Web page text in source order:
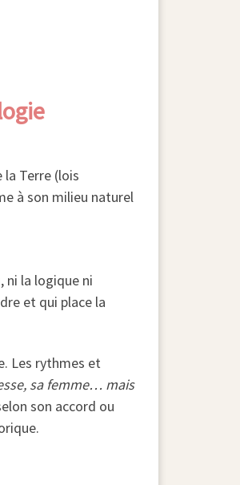
Terre (lois
à son milieu naturel
ni la logique ni
et qui place la
Les rythmes et
sa femme… mais
son accord ou